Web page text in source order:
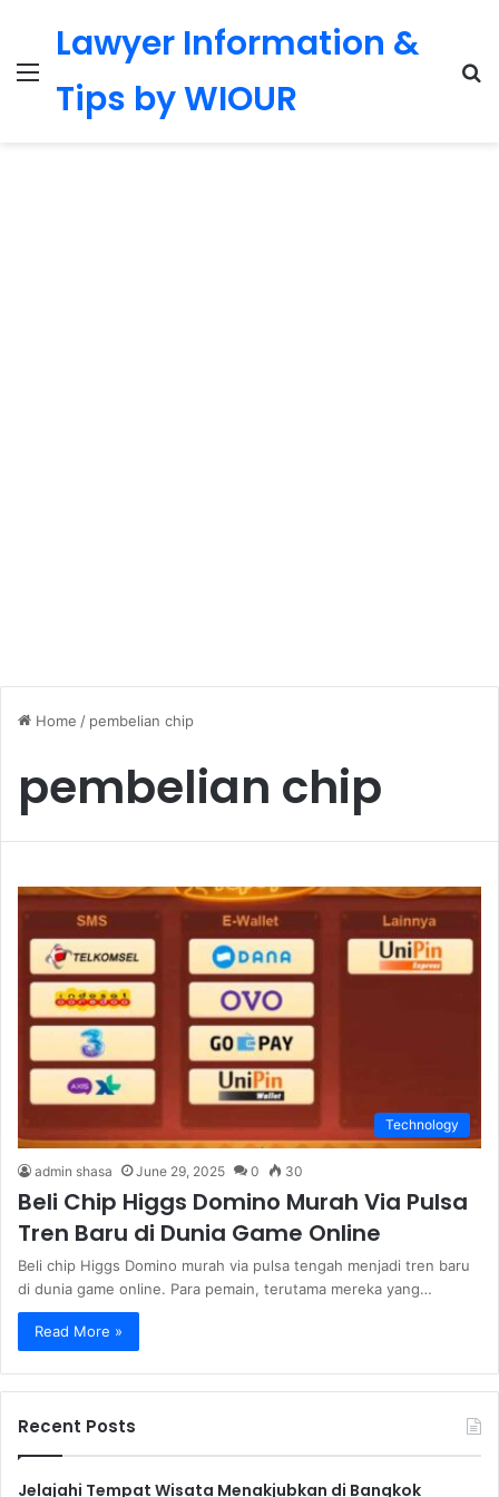
Menu
Lawyer Information &
Tips by WIOUR
Home / pembelian chip
pembelian chip
Technology
admin shasa June 29, 2025 0 30
Beli Chip Higgs Domino Murah Via Pulsa
Tren Baru di Dunia Game Online
Beli chip Higgs Domino murah via pulsa tengah menjadi tren baru
di dunia game online. Para pemain, terutama mereka yang…
Read More »
Recent Posts
Jelajahi Tempat Wisata Menakjubkan di Bangkok